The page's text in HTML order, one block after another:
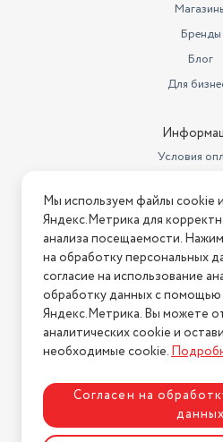
Бренды
Блог
Для
Условия
Условия
Нашли ошибку на сайте?
2026 © Интернет-магазин
Политика
Мы используем файлы cookie
Яндекс.Метрика для
анализа посещаемости.
на обработку персональных
согласие на использование
обработку данных с помощью
Яндекс.Метрика. Вы можете
аналитических cookie и
необходимые cookie.
Согласен на
данных